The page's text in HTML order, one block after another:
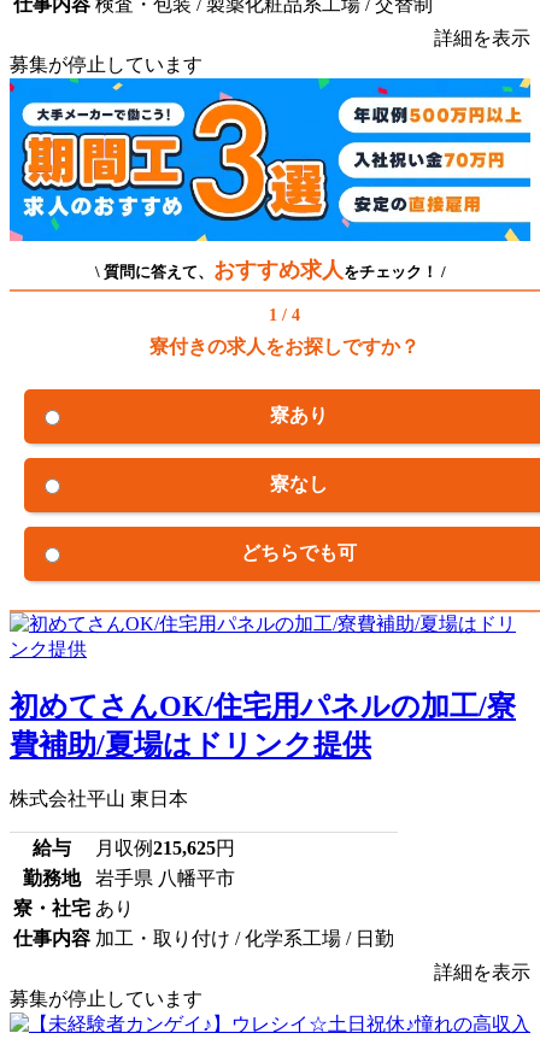
詳細を表示
募集が停止しています
\ 質問に答えて、 おすすめ求人 をチェック！ /
1 / 4
寮付きの求人をお探しですか？
寮あり
寮なし
どちらでも可
初めてさんOK/住宅用パネルの加工/寮
費補助/夏場はドリンク提供
株式会社平山 東日本
給与 月収例215,625円
勤務地
岩手県 八幡平市
寮・社宅 あり
仕事内容 加工・取り付け / 化学系工場 / 日勤
詳細を表示
募集が停止しています